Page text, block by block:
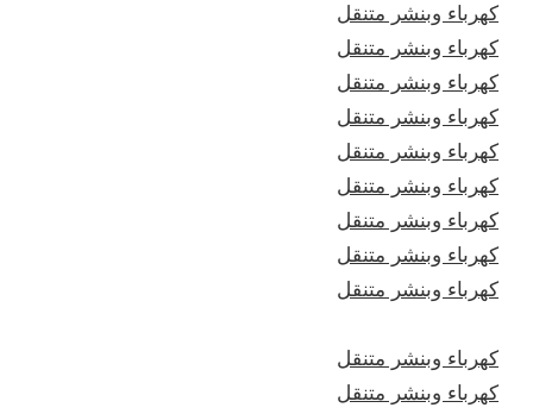
كهرباء وبنشر متنقل
كهرباء وبنشر متنقل
كهرباء وبنشر متنقل
كهرباء وبنشر متنقل
كهرباء وبنشر متنقل
كهرباء وبنشر متنقل
كهرباء وبنشر متنقل
كهرباء وبنشر متنقل
كهرباء وبنشر متنقل
كهرباء وبنشر متنقل
كهرباء وبنشر متنقل